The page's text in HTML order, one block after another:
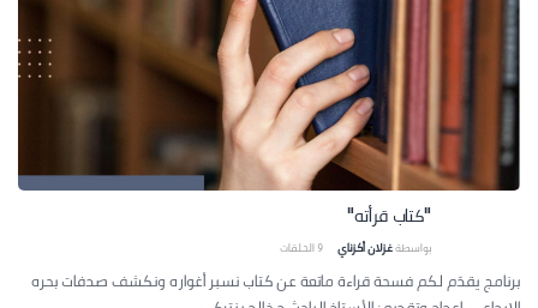
"كتاب قرأته"
بواسطةغزلان أكزناي 9الحلقات
برنامج يقدَم لكم فسحة قراءة ماتعة عن كتاب نسبر أغواره ونكشف صدفات بحره